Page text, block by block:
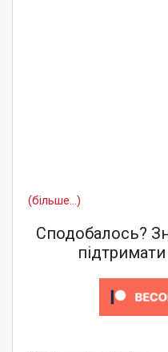
(більше…)
Сподобалось?